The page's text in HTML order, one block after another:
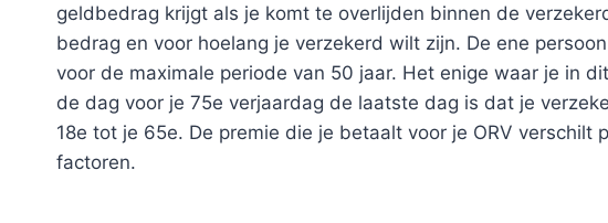
geldbedrag krijgt als je komt te overlijden binnen de
bedrag en voor hoelang je verzekerd wilt zijn. De ene
voor de maximale periode van 50 jaar. Het enige waar je in
de dag voor je 75e verjaardag de laatste dag is dat je
18e tot je 65e. De premie die je betaalt voor je ORV verschilt
factoren.